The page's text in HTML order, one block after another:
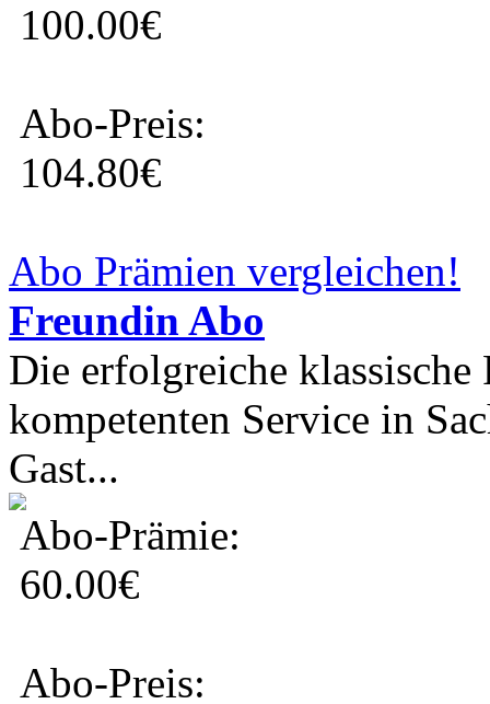
100.00€
Abo-Preis:
104.80€
Abo Prämien vergleichen!
Freundin Abo
Die erfolgreiche
kompetenten Service in
Gast...
Abo-Prämie:
60.00€
Abo-Preis: